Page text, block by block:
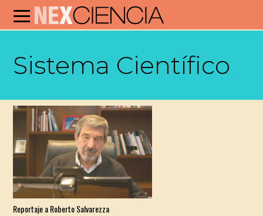
Sistema Científico
Reportaje a Roberto Salvarezza